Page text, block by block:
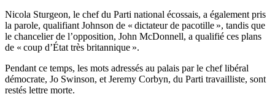
Nicola Sturgeon, le chef du Parti national écossais, a également pris
la parole, qualifiant Johnson de « dictateur de pacotille », tandis que
le chancelier de l’opposition, John McDonnell, a qualifié ces plans
de « coup d’État très britannique ».
Pendant ce temps, les mots adressés au palais par le chef libéral
démocrate, Jo Swinson, et Jeremy Corbyn, du Parti travailliste, sont
restés lettre morte.